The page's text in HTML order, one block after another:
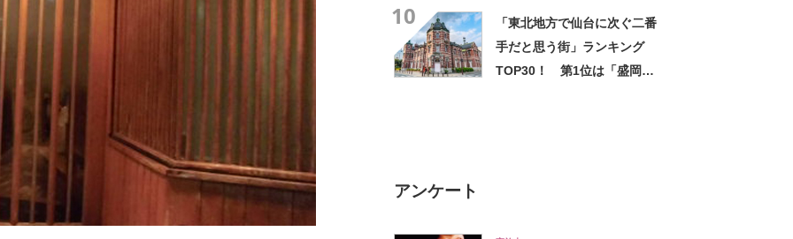
10
「東北地方で仙台に次ぐ二番
手だと思う街」ランキング
TOP30！ 第1位は「盛岡
アンケート